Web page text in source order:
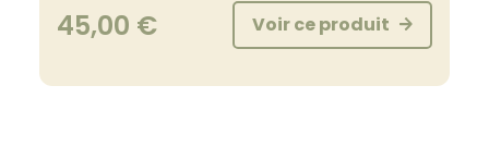
45,00 € Voir ce produit